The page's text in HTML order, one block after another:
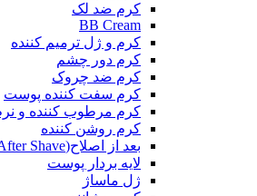
کرم ضد لک
BB Cream
کرم و ژل ترمیم کننده
کرم دور چشم
کرم ضد چروک
کرم سفت کننده پوست
کرم مرطوب کننده و نرم کننده
کرم روشن کننده
بعد از اصلاح(After Shave)
لایه بردار پوست
ژل ماساژ